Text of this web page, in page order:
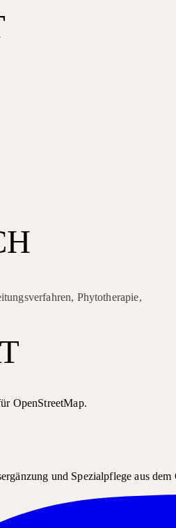
Phytotherapie,
OpenStreetMap.
und Spezialpflege aus